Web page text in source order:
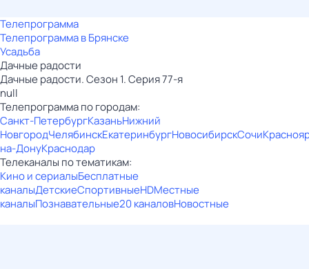
Телепрограмма
Телепрограмма в Брянске
Усадьба
Дачные радости
Дачные радости. Сезон 1. Серия 77-я
null
Телепрограмма по городам:
Санкт-ПетербургКазаньНижний
НовгородЧелябинскЕкатеринбургНовосибирскСочи
на-ДонуКраснодар
Телеканалы по тематикам:
Кино и сериалыБесплатные
каналыДетскиеСпортивныеHDМестные
каналыПознавательные20 каналовНовостные